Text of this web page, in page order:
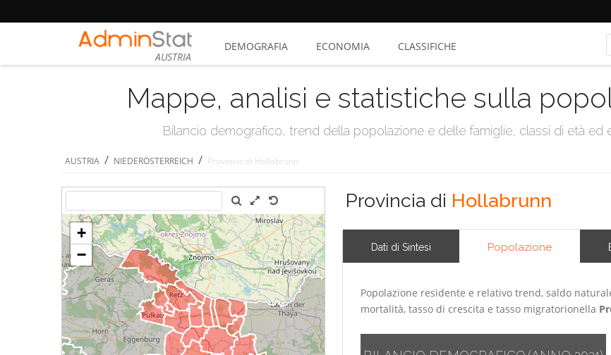
AUSTRIA
DEMOGRAFIA ECONOMIA CLASSIFICHE
Mappe, analisi e statistiche sulla
Bilancio demografico, trend della popolazione e delle famiglie, classi di età ed
AUSTRIA / NIEDERÖSTERREICH / Provincia di Hollabrunn
Provincia di Hollabrunn
Dati di Sintesi Popolazione
Popolazione residente e relativo trend, saldo
mortalità, tasso di crescita e tasso migratorionella